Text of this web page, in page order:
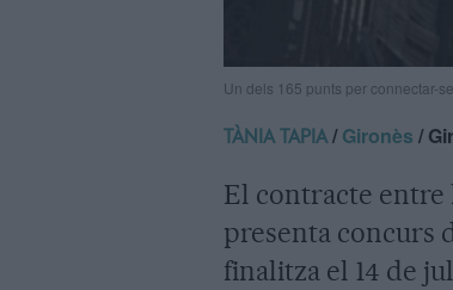
Un dels 165 punts per connectar-
TÀNIA TAPIA/Gironès /
El contracte entre
presenta concurs
finalitza el 14 de